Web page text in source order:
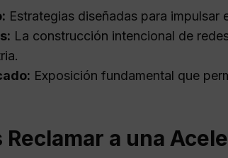
Estrategias diseñadas para impulsar
La construcción intencional de
Exposición fundamental que
Reclamar a una